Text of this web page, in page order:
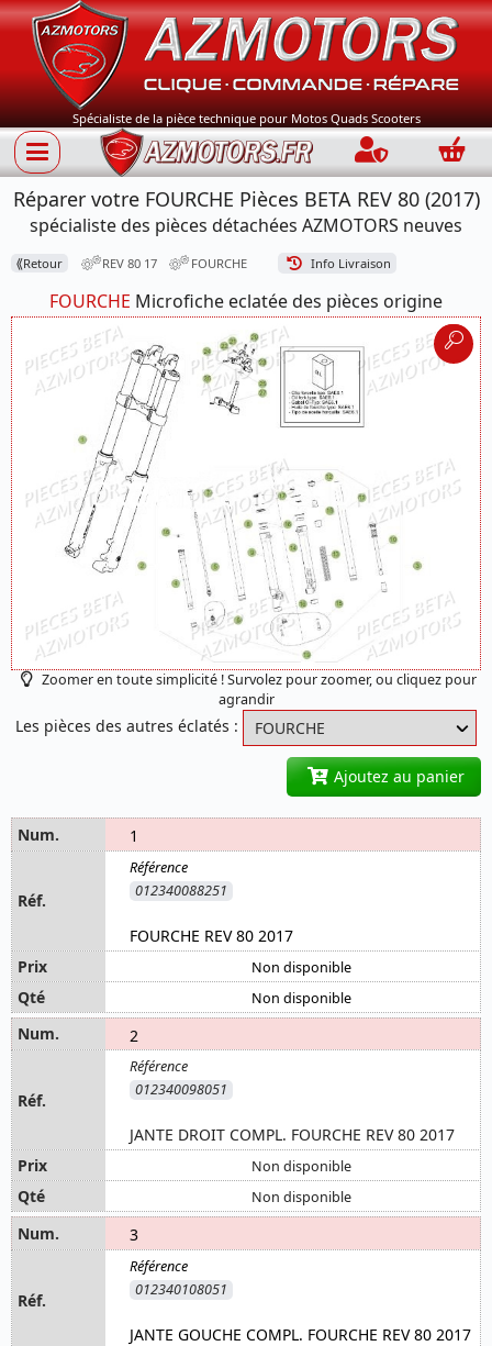
Spécialiste de la pièce technique pour Motos Quads Scooters
Connection
Réparer votre FOURCHE Pièces BETA REV 80 (2017)
spécialiste des pièces détachées AZMOTORS neuves
⟪Retour REV 80 17 FOURCHE Info Livraison
FOURCHE Microfiche eclatée des pièces origine
Zoomer en toute simplicité ! Survolez pour zoomer, ou cliquez pour
agrandir
Les pièces des autres éclatés :
Ajoutez au panier
1
012340088251
FOURCHE REV 80 2017
Non disponible
Non disponible
2
012340098051
JANTE DROIT COMPL. FOURCHE REV 80 2017
Non disponible
Non disponible
3
012340108051
JANTE GOUCHE COMPL. FOURCHE REV 80 2017